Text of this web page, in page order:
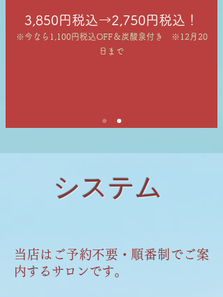
3,850円税込→2,750円税込！
※今なら1,100円税込OFF＆炭酸泉付き ※12月20
日まで
システム
当店はご予約不要・順番制でご案
内するサロンです。